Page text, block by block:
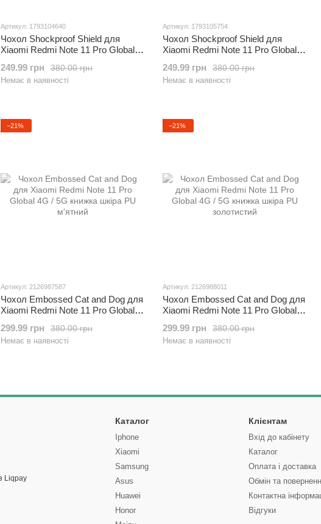
Артикул: 1793104640
Чохол Shockproof Shield для
Xiaomi Redmi Note 11 Pro Global
підставкою Blue380.00 грн
249.99 грн
Немає в наявності
Артикул: 1793105754
Чохол Shockproof Shield для
Xiaomi Redmi Note 11 Pro Global
підставкою Red380.00 грн
249.99 грн
Немає в наявності
−21%
Артикул: 2126987587
Чохол Embossed Cat and Dog для
Xiaomi Redmi Note 11 Pro Global
380.00 грн
299.99 грн
Немає в наявності
−21%
Артикул: 2126988011
Чохол Embossed Cat and Dog для
Xiaomi Redmi Note 11 Pro Global
золотистий
380.00 грн
299.99 грн
Немає в наявності
Каталог
Iphone
Xiaomi
Samsung
Asus
Huawei
Honor
Клієнтам
Вхід до кабінету
Каталог
Оплата і доставка
Обмін та
Контактна
Відгуки